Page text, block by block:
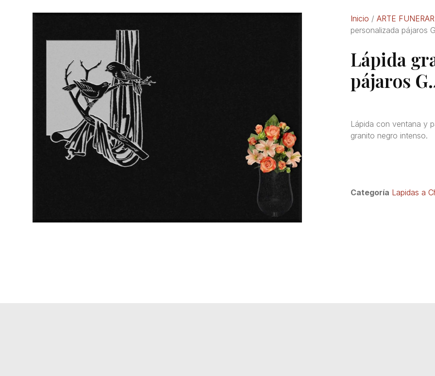
Inicio / ARTE
personalizada pájaros
Lápida
pájaros
Lápida con ventana y
granito negro intenso.
Categoría Lapidas a